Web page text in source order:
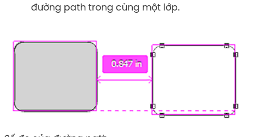
đường path trong cùng một lớp.